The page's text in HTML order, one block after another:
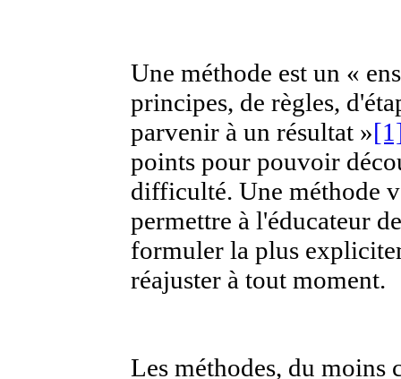
Une méthode est un «
principes, de règles,
parvenir à un résultat »
points pour pouvoir
difficulté. Une méthode
permettre à l'éducateur
formuler la plus
réajuster à tout moment.
Les méthodes, du moins